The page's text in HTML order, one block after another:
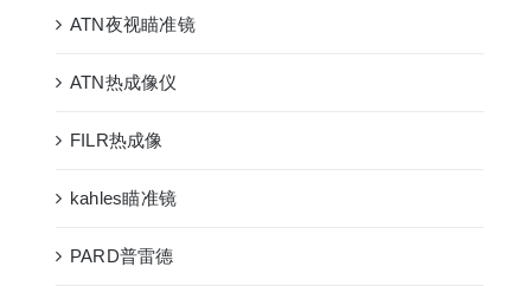
ATN夜视瞄准镜
ATN热成像仪
FILR热成像
kahles瞄准镜
PARD普雷德